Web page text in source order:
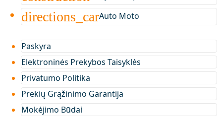
directions_carAuto Moto
Paskyra
Elektroninės Prekybos Taisyklės
Privatumo Politika
Prekių Grąžinimo Garantija
Mokėjimo Būdai